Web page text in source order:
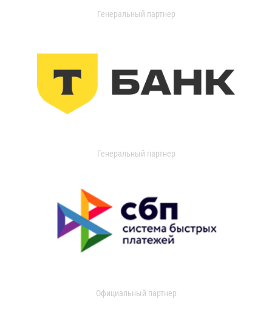
Генеральный партнер
Генеральный партнер
Официальный партнер